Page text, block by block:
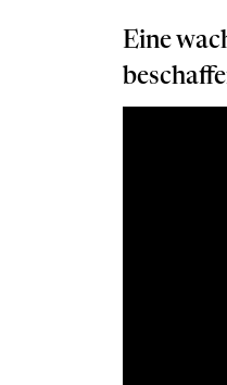
Eine